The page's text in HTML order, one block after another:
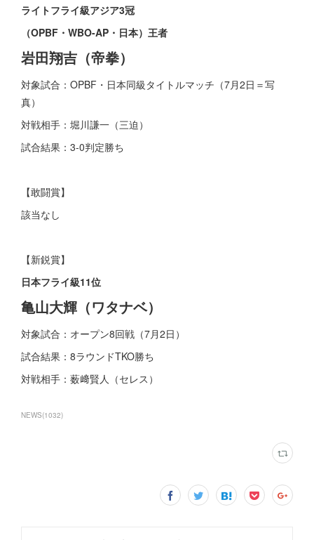
ライトフライ級アジア3冠
（OPBF・WBO-AP・日本）王者
岩田翔吉（帝拳）
対象試合：OPBF・日本同級タイトルマッチ（7月2日＝写
真）
対戦相手：堀川謙一（三迫）
試合結果：3-0判定勝ち
【敢闘賞】
該当なし
【新鋭賞】
日本フライ級11位
亀山大輝（ワタナベ）
対象試合：オープン8回戦（7月2日）
試合結果：8ラウンドTKO勝ち
対戦相手：薮﨑賢人（セレス）
NEWS(1032)